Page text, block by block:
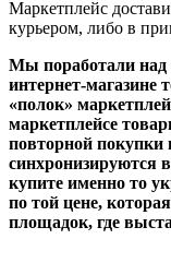
Маркетплейс
курьером, либо в
Мы поработали над
интернет-магазине
«полок»
маркетплейсе
повторной покупки
синхронизируются
купите именно то
по той цене,
площадок, где